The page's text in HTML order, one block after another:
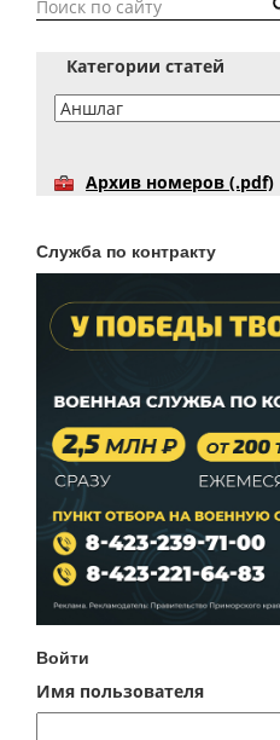
Категории статей
Архив номеров (.pdf)
Служба по контракту
Войти
Имя пользователя